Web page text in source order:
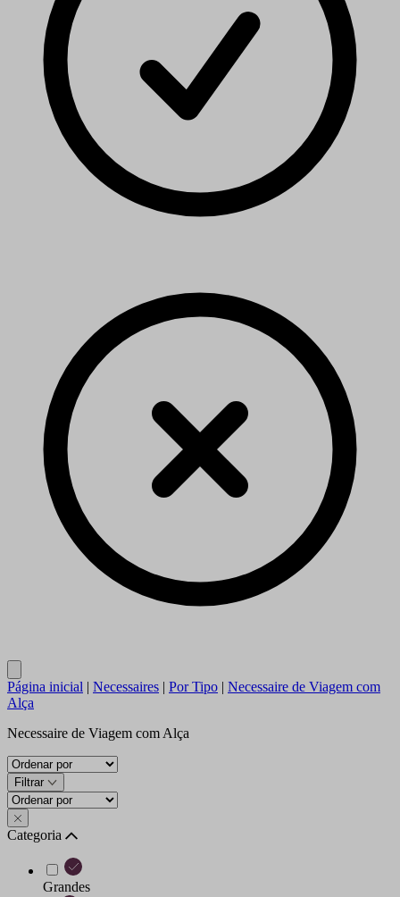
Página inicial | Necessaires | Por Tipo | Necessaire de Viagem com
Alça
Necessaire de Viagem com Alça
Filtrar
Categoria
Grandes